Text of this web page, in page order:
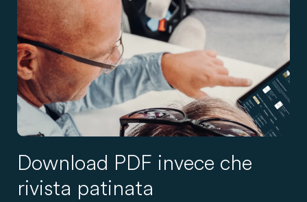
Download PDF invece che
rivista patinata